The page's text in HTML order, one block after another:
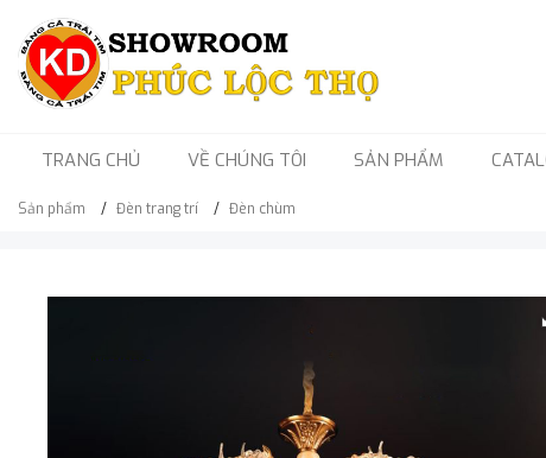
TRANG CHỦ VỀ CHÚNG TÔI SẢN PHẨM
Sản phẩm Đèn trang trí Đèn chùm